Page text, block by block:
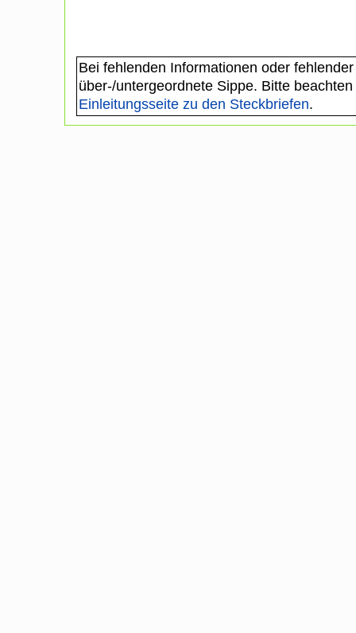
Bei fehlenden Informationen oder
über-/untergeordnete Sippe. Bitte
Einleitungsseite zu den Steckbriefen.